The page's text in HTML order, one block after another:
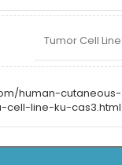
Tumor Cell Line
human-cutaneous-
cell-line-ku-cas3.html